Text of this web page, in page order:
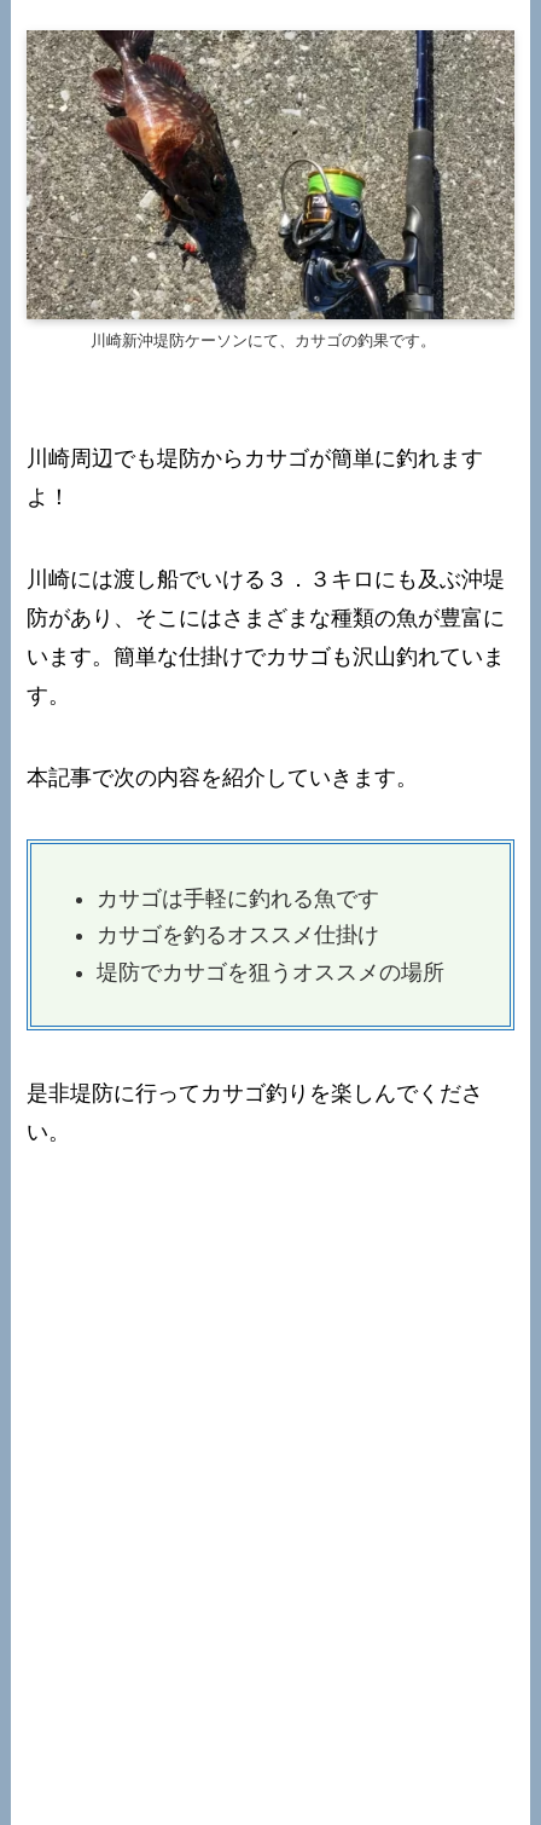
川崎新沖堤防ケーソンにて、カサゴの釣果です。
川崎周辺でも堤防からカサゴが簡単に釣れます
よ！
川崎には渡し船でいける３．３キロにも及ぶ沖堤
防があり、そこにはさまざまな種類の魚が豊富に
います。簡単な仕掛けでカサゴも沢山釣れていま
す。
本記事で次の内容を紹介していきます。
カサゴは手軽に釣れる魚です
カサゴを釣るオススメ仕掛け
堤防でカサゴを狙うオススメの場所
是非堤防に行ってカサゴ釣りを楽しんでくださ
い。